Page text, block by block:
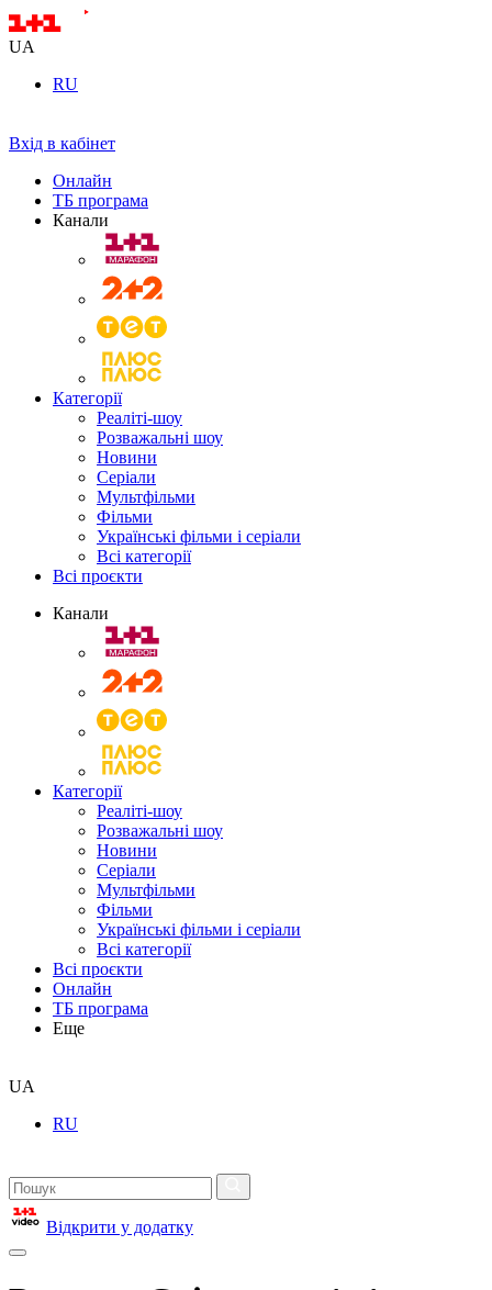
UA
RU
Вхід в кабінет
Онлайн
ТБ програма
Канали
Категорії
Реаліті-шоу
Розважальні шоу
Новини
Серіали
Мультфільми
Фільми
Українські фільми і серіали
Всі категорії
Всі проєкти
Канали
Категорії
Реаліті-шоу
Розважальні шоу
Новини
Серіали
Мультфільми
Фільми
Українські фільми і серіали
Всі категорії
Всі проєкти
Онлайн
ТБ програма
Еще
UA
RU
Відкрити у додатку